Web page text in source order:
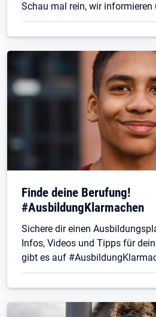
Schau mal rein, wir
Finde deine Berufung!
#AusbildungKlarmachen
Sichere dir einen
Infos, Videos und Tipps für
gibt es auf